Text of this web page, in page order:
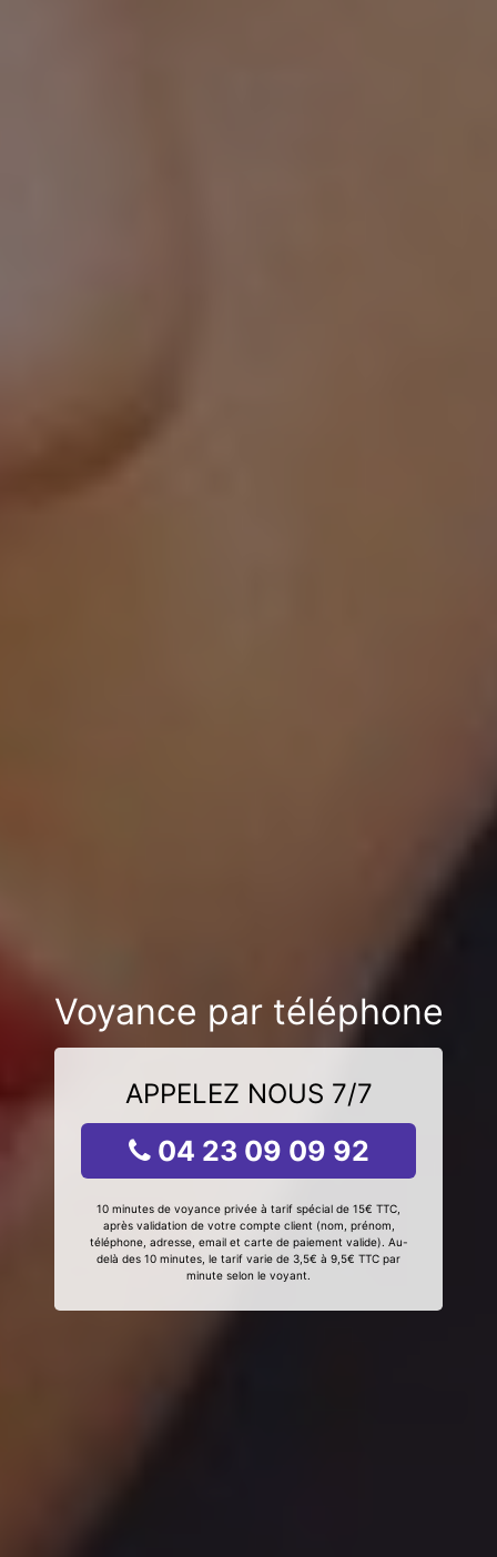
Voyance par téléphone
APPELEZ NOUS 7/7
04 23 09 09 92
10 minutes de voyance privée à tarif spécial de 15€ TTC,
après validation de votre compte client (nom, prénom,
téléphone, adresse, email et carte de paiement valide). Au-
delà des 10 minutes, le tarif varie de 3,5€ à 9,5€ TTC par
minute selon le voyant.